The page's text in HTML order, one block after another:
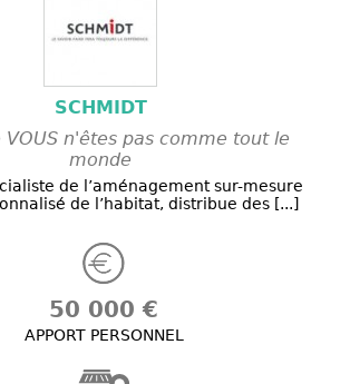
SCHMIDT
VOUS n'êtes pas comme tout le
monde
de l’aménagement sur-mesure
de l’habitat, distribue des [...]
50 000 €
APPORT PERSONNEL